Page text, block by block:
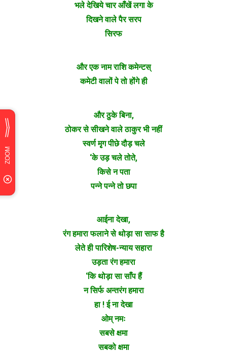
भले देखिये चार आँखें लगा के
दिखने वाले पैर सरप
सिरफ
और एक नाम राशि कमेन्टस्
कमेटी वालों पे तो होंगे ही
और ठुके बिना,
ठोकर से सीखने वाले ठाकुर भी नहीं
स्वर्ण मृृग पीछे दौड़ चले
‘के उड़ चले तोते,
किसे न पता
पन्ने पन्ने तो छपा
आईना देखा,
रंग हमारा फलाने से थोड़ा सा साफ है
लेते ही पारिशेष-न्याय सहारा
उड़ता रंग हमारा
‘कि थोड़ा सा साँप हैं
न सिर्फ अन्तरंग हमारा
हा ! ई ना देखा
ओम् नमः
सबसे क्षमा
सबको क्षमा